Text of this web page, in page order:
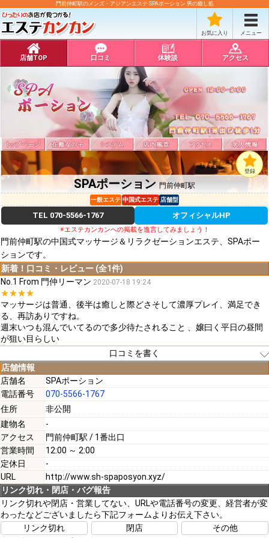
門前仲町駅のメンズ・アジアンエステ SPAポーション 男の癒し処
お気に入り メニュー
店舗TOP 口コミ 体験談 アクセス
SPAポーション 門前仲町駅
登録
一般エステ 中国式エステ 店舗型
TEL 070-5566-1767 オフィシャルHP
※エステカンカンへの掲載を進言してみましょう！
門前仲町駅の中国式マッサージ＆リラクゼーションエステ、SPAポー
ションです。
新着！口コミ・レビュー (全1件)
No.1 From 門仲リーマン 2020-07-18 19:24
★★★★
マッサージは普通、後半は癒しと際どさそして濃厚プレイ、満足でき
る、再訪ありですね。
週末いつも混んでいてるので多少待たされること 、嬢曰く平日の昼間
が狙い目らしい
口コミを書く
[必須]
[必須]
[必須]
店舗情報
店舗名
SPAポーション
電話番号
070-5566-1767
住所
非公開
建物名
-
アクセス
門前仲町駅 / 1番出口
営業時間
12:00 ～ 2:00
定休日
-
URL
http://www.sh-spaposyon.xyz/
リンク切れ・閉店・バグ報告
リンク切れや閉店・営業してない、URLや電話番号の変更、経営者が変
わったなどございましたら下記フォームよりお伝え下さい。
リンク切れ
閉店
その他